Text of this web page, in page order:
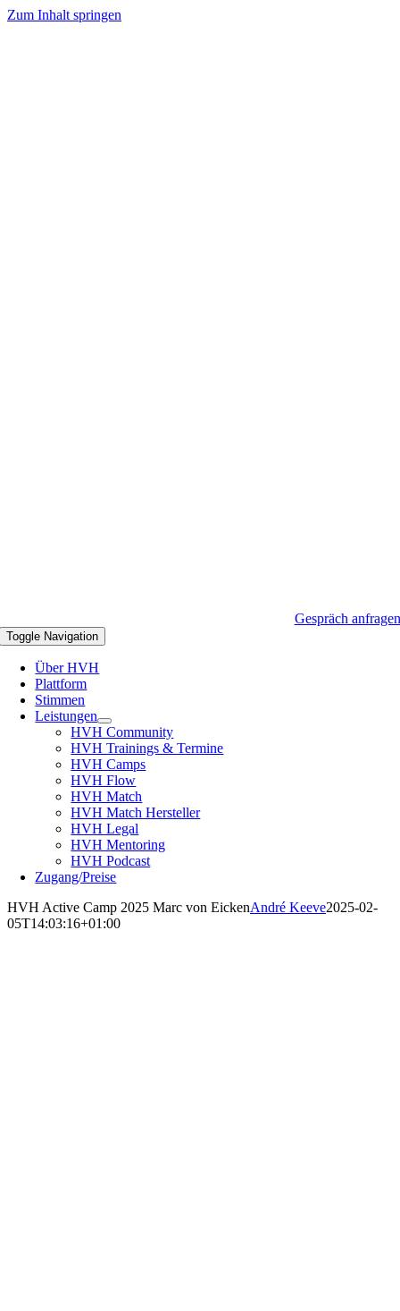
Zum Inhalt springen
Gespräch anfragen
Toggle Navigation
Über HVH
Plattform
Stimmen
Leistungen
HVH Community
HVH Trainings & Termine
HVH Camps
HVH Flow
HVH Match
HVH Match Hersteller
HVH Legal
HVH Mentoring
HVH Podcast
Zugang/Preise
HVH Active Camp 2025 Marc von EickenAndré Keeve2025-02-
05T14:03:16+01:00